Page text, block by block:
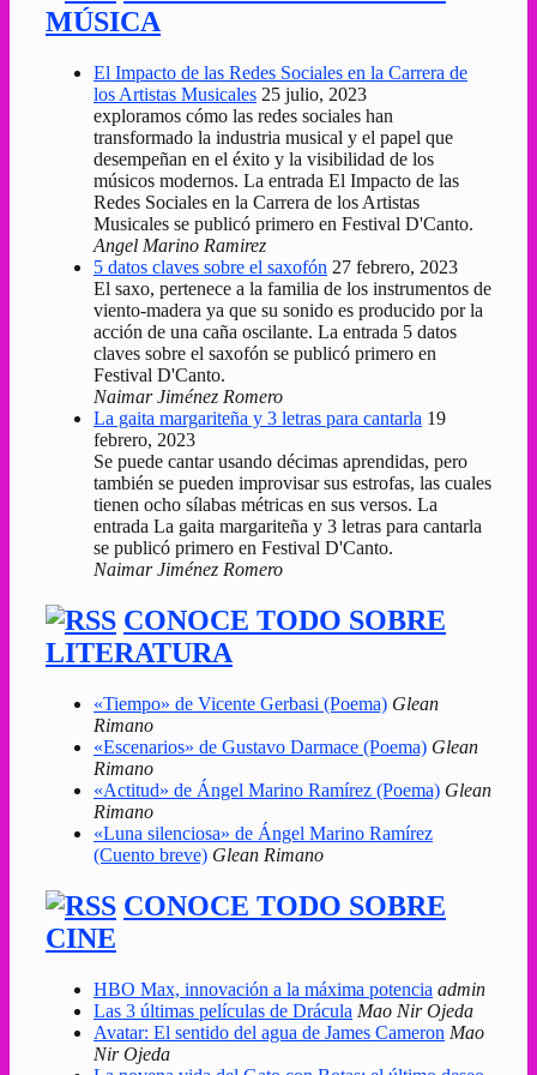
MÚSICA
El Impacto de las Redes Sociales en la Carrera de
los Artistas Musicales 25 julio, 2023
exploramos cómo las redes sociales han
transformado la industria musical y el papel que
desempeñan en el éxito y la visibilidad de los
músicos modernos. La entrada El Impacto de las
Redes Sociales en la Carrera de los Artistas
Musicales se publicó primero en Festival D'Canto.
Angel Marino Ramirez
5 datos claves sobre el saxofón 27 febrero, 2023
El saxo, pertenece a la familia de los instrumentos de
viento-madera ya que su sonido es producido por la
acción de una caña oscilante. La entrada 5 datos
claves sobre el saxofón se publicó primero en
Festival D'Canto.
Naimar Jiménez Romero
La gaita margariteña y 3 letras para cantarla 19
febrero, 2023
Se puede cantar usando décimas aprendidas, pero
también se pueden improvisar sus estrofas, las cuales
tienen ocho sílabas métricas en sus versos. La
entrada La gaita margariteña y 3 letras para cantarla
se publicó primero en Festival D'Canto.
Naimar Jiménez Romero
CONOCE TODO SOBRE
LITERATURA
«Tiempo» de Vicente Gerbasi (Poema) Glean
Rimano
«Escenarios» de Gustavo Darmace (Poema) Glean
Rimano
«Actitud» de Ángel Marino Ramírez (Poema) Glean
Rimano
«Luna silenciosa» de Ángel Marino Ramírez
(Cuento breve) Glean Rimano
CONOCE TODO SOBRE
CINE
HBO Max, innovación a la máxima potencia admin
Las 3 últimas películas de Drácula Mao Nir Ojeda
Avatar: El sentido del agua de James Cameron Mao
Nir Ojeda